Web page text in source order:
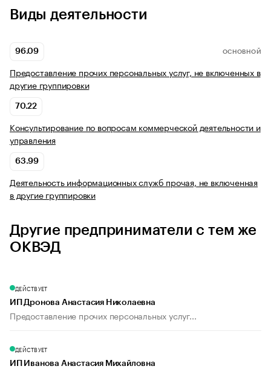
Виды деятельности
96.09 ОСНОВНОЙ
Предоставление прочих персональных услуг, не включенных в
другие группировки
70.22
Консультирование по вопросам коммерческой деятельности и
управления
63.99
Деятельность информационных служб прочая, не включенная
в другие группировки
Другие предприниматели с тем же
ОКВЭД
ДЕЙСТВУЕТ
ИП Дронова Анастасия Николаевна
Предоставление прочих персональных услуг...
ДЕЙСТВУЕТ
ИП Иванова Анастасия Михайловна